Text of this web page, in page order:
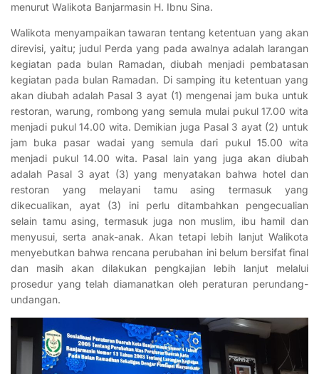
menurut Walikota Banjarmasin H. Ibnu Sina.
Walikota menyampaikan tawaran tentang ketentuan yang akan
direvisi, yaitu; judul Perda yang pada awalnya adalah larangan
kegiatan pada bulan Ramadan, diubah menjadi pembatasan
kegiatan pada bulan Ramadan. Di samping itu ketentuan yang
akan diubah adalah Pasal 3 ayat (1) mengenai jam buka untuk
restoran, warung, rombong yang semula mulai pukul 17.00 wita
menjadi pukul 14.00 wita. Demikian juga Pasal 3 ayat (2) untuk
jam buka pasar wadai yang semula dari pukul 15.00 wita
menjadi pukul 14.00 wita. Pasal lain yang juga akan diubah
adalah Pasal 3 ayat (3) yang menyatakan bahwa hotel dan
restoran yang melayani tamu asing termasuk yang
dikecualikan, ayat (3) ini perlu ditambahkan pengecualian
selain tamu asing, termasuk juga non muslim, ibu hamil dan
menyusui, serta anak-anak. Akan tetapi lebih lanjut Walikota
menyebutkan bahwa rencana perubahan ini belum bersifat final
dan masih akan dilakukan pengkajian lebih lanjut melalui
prosedur yang telah diamanatkan oleh peraturan perundang-
undangan.